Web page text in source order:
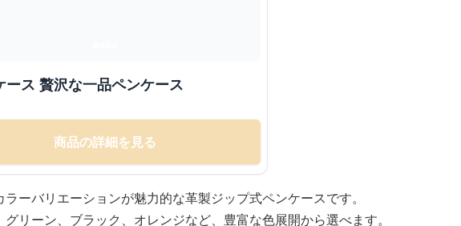
ース 贅沢な一品ペンケース
商品の詳細を見る
ーバリエーションが魅力的な革製ジップ式ペンケースです。
グリーン、ブラック、オレンジなど、豊富な色展開から選べます。